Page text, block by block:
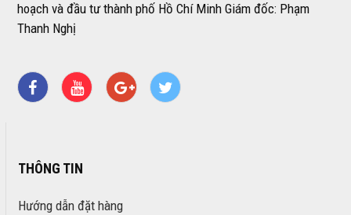
hoạch và đầu tư thành phố Hồ Chí Minh Giám đốc: Phạm
Thanh Nghị
THÔNG TIN
Hướng dẫn đặt hàng